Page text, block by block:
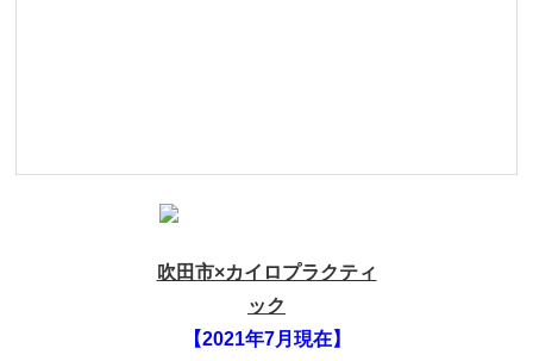
吹田市×カイロプラクティ
ック
【2021年7月現在】